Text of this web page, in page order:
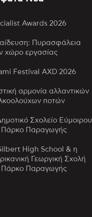
Awards 2026
Πυρασφάλεια
χώρο εργασίας
Festival AXD 2026
αρμονία αλλαντικών
ποτών
Σχολείο Εύμοιρου
Πάρκο Παραγωγής
High School & η
Γεωργική Σχολή
Πάρκο Παραγωγής